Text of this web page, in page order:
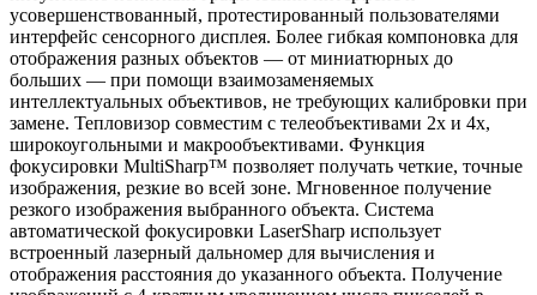
усовершенствованный, протестированный пользователями
интерфейс сенсорного дисплея. Более гибкая компоновка для
отображения разных объектов — от миниатюрных до
больших — при помощи взаимозаменяемых
интеллектуальных объективов, не требующих калибровки при
замене. Тепловизор совместим с телеобъективами 2x и 4x,
широкоугольными и макрообъективами. Функция
фокусировки MultiSharp™ позволяет получать четкие, точные
изображения, резкие во всей зоне. Мгновенное получение
резкого изображения выбранного объекта. Система
автоматической фокусировки LaserSharp использует
встроенный лазерный дальномер для вычисления и
отображения расстояния до указанного объекта. Получение